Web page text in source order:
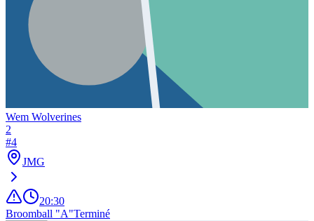
Wem Wolverines
2
#4
JMG
20:30
Broomball "A"Terminé